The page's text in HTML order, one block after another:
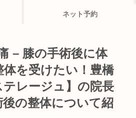
ネット予約
– 膝の手術後に体
を受けたい！豊橋
レージュ】の院長
の整体について紹